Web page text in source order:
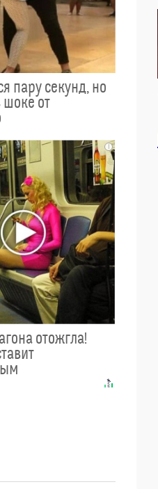
пару секунд, но
шоке от
отожгла!